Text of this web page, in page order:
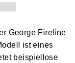
George Fireline
ist eines
beispiellose